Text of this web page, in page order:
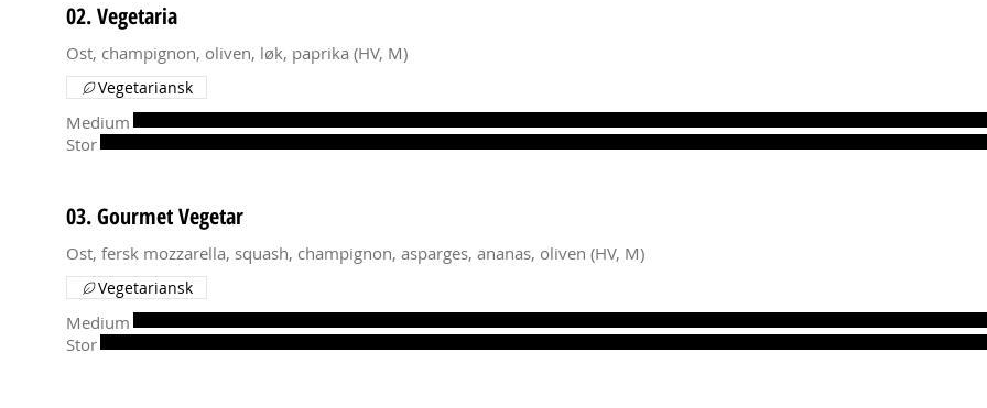
02. Vegetaria
Ost, champignon, oliven, løk, paprika (HV, M)
Medium
Stor
Vegetariansk
03. Gourmet Vegetar
Ost, fersk mozzarella, squash, champignon, asparges, ananas, oliven (HV, M)
Medium
Stor
Vegetariansk